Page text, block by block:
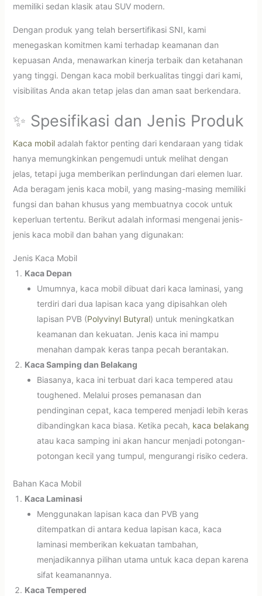
memiliki sedan klasik atau SUV modern.
Dengan produk yang telah bersertifikasi SNI, kami
menegaskan komitmen kami terhadap keamanan dan
kepuasan Anda, menawarkan kinerja terbaik dan ketahanan
yang tinggi. Dengan kaca mobil berkualitas tinggi dari kami,
visibilitas Anda akan tetap jelas dan aman saat berkendara.
✨ Spesifikasi dan Jenis Produk
Kaca mobiladalah faktor penting dari kendaraan yang tidak
hanya memungkinkan pengemudi untuk melihat dengan
jelas, tetapi juga memberikan perlindungan dari elemen luar.
Ada beragam jenis kaca mobil, yang masing-masing memiliki
fungsi dan bahan khusus yang membuatnya cocok untuk
keperluan tertentu. Berikut adalah informasi mengenai jenis-
jenis kaca mobil dan bahan yang digunakan:
Jenis Kaca Mobil
Kaca Depan
Umumnya, kaca mobil dibuat dari kaca laminasi, yang
terdiri dari dua lapisan kaca yang dipisahkan oleh
lapisan PVB (Polyvinyl Butyral) untuk meningkatkan
keamanan dan kekuatan. Jenis kaca ini mampu
menahan dampak keras tanpa pecah berantakan.
Kaca Samping dan Belakang
Biasanya, kaca ini terbuat dari kaca tempered atau
toughened. Melalui proses pemanasan dan
pendinginan cepat, kaca tempered menjadi lebih keras
dibandingkan kaca biasa. Ketika pecah, kaca belakang
atau kaca samping ini akan hancur menjadi potongan-
potongan kecil yang tumpul, mengurangi risiko cedera.
Bahan Kaca Mobil
Kaca Laminasi
Menggunakan lapisan kaca dan PVB yang
ditempatkan di antara kedua lapisan kaca, kaca
laminasi memberikan kekuatan tambahan,
menjadikannya pilihan utama untuk kaca depan karena
sifat keamanannya.
Kaca Tempered